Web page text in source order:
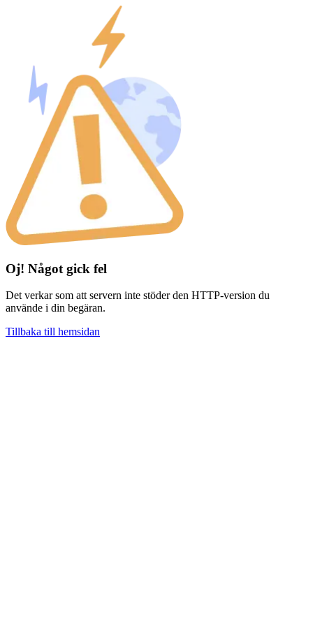
Oj! Något gick fel
Det verkar som att servern inte stöder den HTTP-version du
använde i din begäran.
Tillbaka till hemsidan